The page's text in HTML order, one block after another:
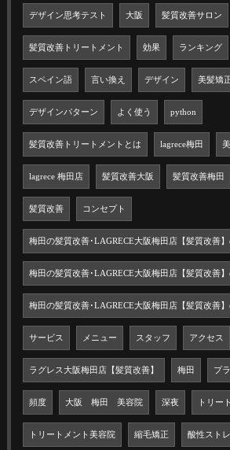
デザイン思考テスト 大阪 髪質改善サロン
髪質改善トリートメント 効果 ランキング
スペイン語 言い換え デザイン 美髪矯
デザインパターン よく使う python
髪質改善トリートメントとは lagrece梅田
lagrece 梅田店 髪質改善大阪 髪質改善梅田
髪質改善 コンセプト
梅田の髪質改善･LAGRECE大阪梅田店【髪質改善
梅田の髪質改善･LAGRECE大阪梅田店【髪質改善】
梅田の髪質改善･LAGRECE大阪梅田店【髪質改善
サービス メニュー スタッフ アクセス
ラグレス大阪梅田店【髪質改善】 梅田 プ
頻度 大阪 梅田 美容院 深夜 トリー
トリートメント美容院 縮毛矯正 酸性スト